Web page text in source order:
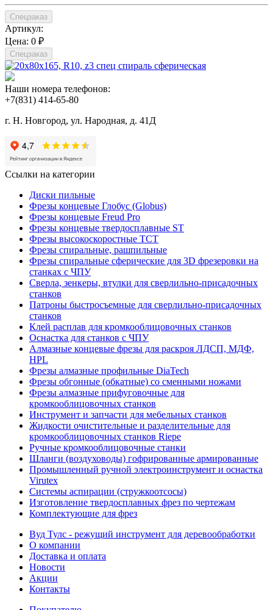
Спецзаказ
Артикул:
Цена: 0 ₽
Спецзаказ
Наши номера телефонов:
+7(831) 414-65-80
г. Н. Новгород, ул. Народная, д. 41Д
Ссылки на категории
Диски пильные
Фрезы концевые Глобус (Globus)
Фрезы концевые Freud Pro
Фрезы концевые твердосплавные ST
Фрезы высокоскоростные ТСТ
Фрезы спиральные, рашпильные
Фрезы спиральные сферические для 3D фрезеровки на
станках с ЧПУ
Сверла, зенкеры, втулки для сверлильно-присадочных
станков
Патроны быстросъемные для сверлильно-присадочных
станков
Клей расплав для кромкооблицовочных станков
Оснастка для станков с ЧПУ
Алмазные концевые фрезы для раскроя ЛДСП, МДФ,
HPL
Фрезы алмазные профильные DiaTech
Фрезы обгонные (обкатные) со сменными ножами
Фрезы алмазные прифуговочные для
кромкооблицовочных станков
Инструмент и запчасти для мебельных станков
Жидкости очистительные и разделительные для
кромкооблицовочных станков Riepe
Ручные кромкооблицовочные станки
Шланги (воздуховоды) гофрированные армированные
Промышленный ручной электроинструмент и оснастка
Virutex
Системы аспирации (стружкоотсосы)
Изготовление твердосплавных фрез по чертежам
Комплектующие для фрез
Вуд Тулс - режущий инструмент для деревообработки
О компании
Доставка и оплата
Новости
Акции
Контакты